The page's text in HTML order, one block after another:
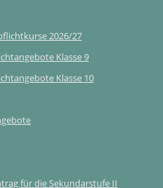
2026/27
Klasse 9
Klasse 10
für die Sekundarstufe II